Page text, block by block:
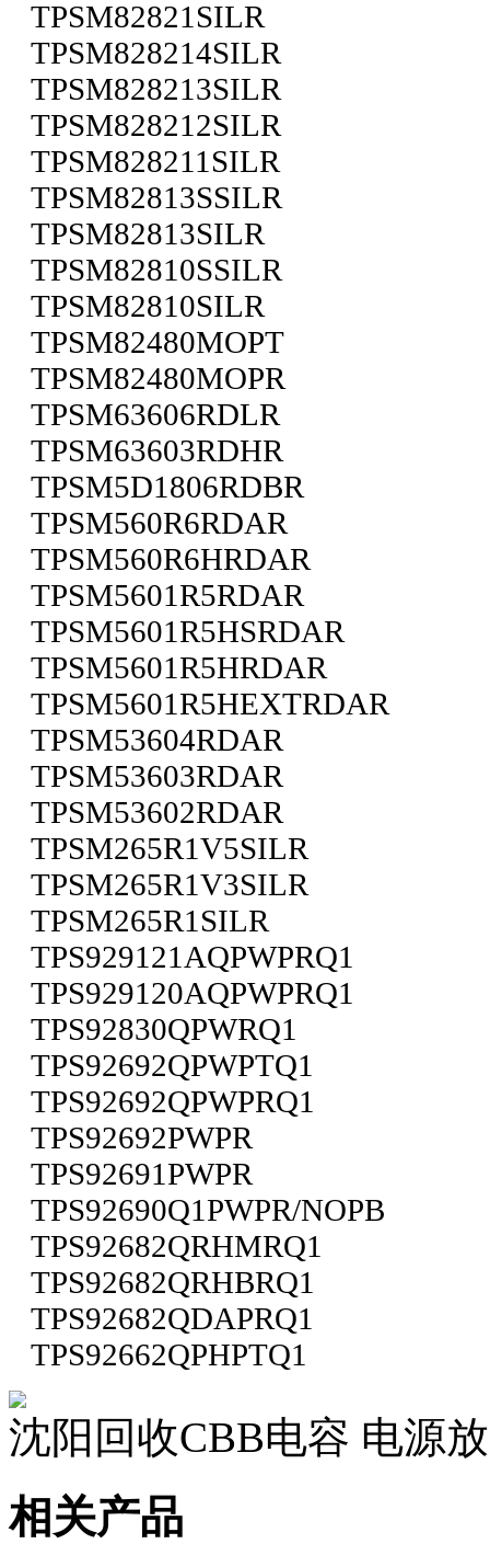
TPSM82821SILR
TPSM828214SILR
TPSM828213SILR
TPSM828212SILR
TPSM828211SILR
TPSM82813SSILR
TPSM82813SILR
TPSM82810SSILR
TPSM82810SILR
TPSM82480MOPT
TPSM82480MOPR
TPSM63606RDLR
TPSM63603RDHR
TPSM5D1806RDBR
TPSM560R6RDAR
TPSM560R6HRDAR
TPSM5601R5RDAR
TPSM5601R5HSRDAR
TPSM5601R5HRDAR
TPSM5601R5HEXTRDAR
TPSM53604RDAR
TPSM53603RDAR
TPSM53602RDAR
TPSM265R1V5SILR
TPSM265R1V3SILR
TPSM265R1SILR
TPS929121AQPWPRQ1
TPS929120AQPWPRQ1
TPS92830QPWRQ1
TPS92692QPWPTQ1
TPS92692QPWPRQ1
TPS92692PWPR
TPS92691PWPR
TPS92690Q1PWPR/NOPB
TPS92682QRHMRQ1
TPS92682QRHBRQ1
TPS92682QDAPRQ1
TPS92662QPHPTQ1
沈阳回收CBB电容 电源
相关产品